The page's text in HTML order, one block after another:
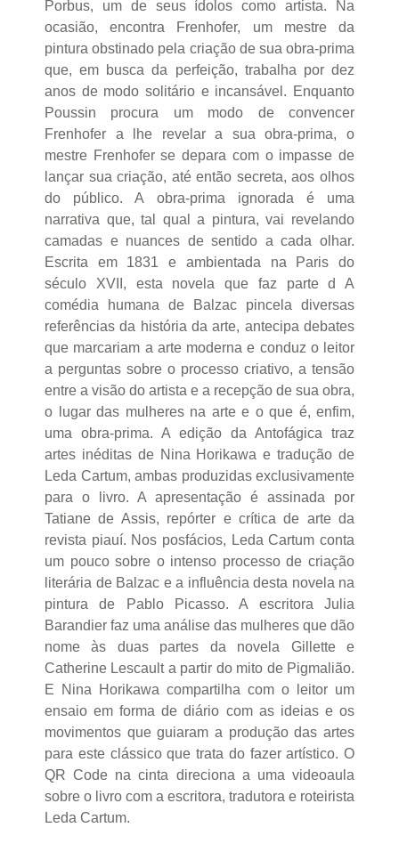
Porbus, um de seus ídolos como artista. Na
ocasião, encontra Frenhofer, um mestre da
pintura obstinado pela criação de sua obra-prima
que, em busca da perfeição, trabalha por dez
anos de modo solitário e incansável. Enquanto
Poussin procura um modo de convencer
Frenhofer a lhe revelar a sua obra-prima, o
mestre Frenhofer se depara com o impasse de
lançar sua criação, até então secreta, aos olhos
do público. A obra-prima ignorada é uma
narrativa que, tal qual a pintura, vai revelando
camadas e nuances de sentido a cada olhar.
Escrita em 1831 e ambientada na Paris do
século XVII, esta novela que faz parte d A
comédia humana de Balzac pincela diversas
referências da história da arte, antecipa debates
que marcariam a arte moderna e conduz o leitor
a perguntas sobre o processo criativo, a tensão
entre a visão do artista e a recepção de sua obra,
o lugar das mulheres na arte e o que é, enfim,
uma obra-prima. A edição da Antofágica traz
artes inéditas de Nina Horikawa e tradução de
Leda Cartum, ambas produzidas exclusivamente
para o livro. A apresentação é assinada por
Tatiane de Assis, repórter e crítica de arte da
revista piauí. Nos posfácios, Leda Cartum conta
um pouco sobre o intenso processo de criação
literária de Balzac e a influência desta novela na
pintura de Pablo Picasso. A escritora Julia
Barandier faz uma análise das mulheres que dão
nome às duas partes da novela Gillette e
Catherine Lescault a partir do mito de Pigmalião.
E Nina Horikawa compartilha com o leitor um
ensaio em forma de diário com as ideias e os
movimentos que guiaram a produção das artes
para este clássico que trata do fazer artístico. O
QR Code na cinta direciona a uma videoaula
sobre o livro com a escritora, tradutora e roteirista
Leda Cartum.